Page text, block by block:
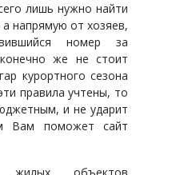
лишь нужно найти
напрямую от хозяев,
номер за
же не стоит
курортного сезона
правила учтены, то
и не ударит
Вам поможет сайт